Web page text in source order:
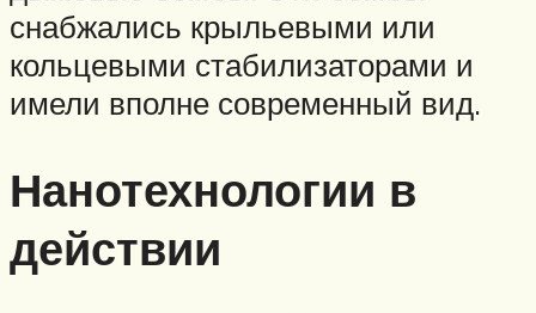
снабжались крыльевыми или
кольцевыми стабилизаторами и
имели вполне современный вид.
Нанотехнологии в
действии